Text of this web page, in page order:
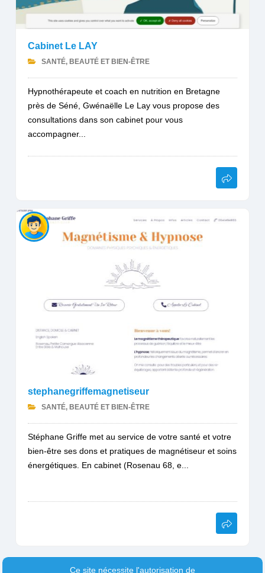
Cabinet Le LAY
SANTÉ, BEAUTÉ ET BIEN-ÊTRE
Hypnothérapeute et coach en nutrition en Bretagne
près de Séné, Gwénaëlle Le Lay vous propose des
consultations dans son cabinet pour vous
accompagner...
stephanegriffemagnetiseur
SANTÉ, BEAUTÉ ET BIEN-ÊTRE
Stéphane Griffe met au service de votre santé et votre
bien-être ses dons et pratiques de magnétiseur et soins
énergétiques. En cabinet (Rosenau 68, e...
Ce site nécessite l'autorisation de